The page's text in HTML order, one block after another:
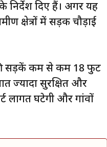
निर्देश दिए हैं। अगर यह
क्षेत्रों में सड़क चौड़ाई
सड़कें कम से कम 18 फुट
ज्यादा सुरक्षित और
लागत घटेगी और गांवों